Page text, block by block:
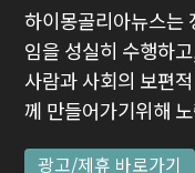
하이몽골리아뉴스는
임을 성실히 수행하
사람과 사회의 보편
께 만들어가기위해
광고/제휴 바로가기